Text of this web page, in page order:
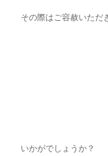
その際はご容赦いただ
いかがでしょうか？